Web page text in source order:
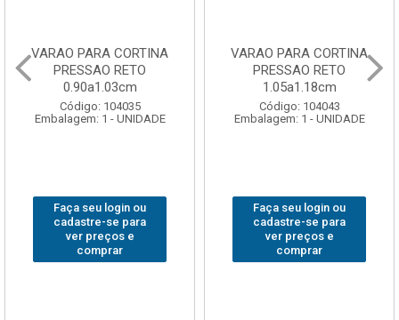
VARAO PARA CORTINA
PRESSAO RETO
0.90a1.03cm
Código: 104035
Embalagem: 1 - UNIDADE
Faça seu login ou
cadastre-se para
ver preços e
comprar
VARAO PARA CORTINA
PRESSAO RETO
1.05a1.18cm
Código: 104043
Embalagem: 1 - UNIDADE
Faça seu login ou
cadastre-se para
ver preços e
comprar